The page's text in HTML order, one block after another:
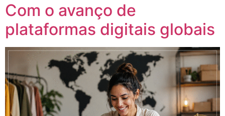
Com o avanço de
plataformas digitais globais